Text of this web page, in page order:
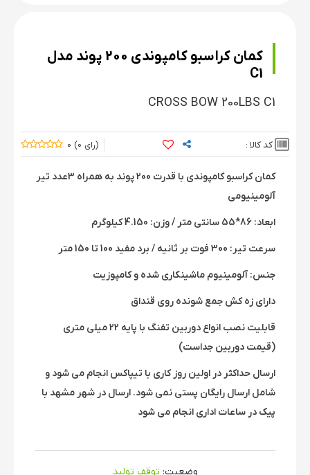
کمان کراسبو کامپوندی 200 پوند مدل
C1
CROSS BOW 200LBS C1
0 0 کد کالا :
کمان کراسبو کامپوندی با قدرت 200 پوند به همراه 3عدد تیر
آلومینیومی
ابعاد: 86*55 سانتی متر / وزن: 4.150 کیلوگرم
سرعت تیر: 300 فوت بر ثانیه / برد مفید 100 تا 150 متر
جنس: آلومینیوم ماشینکاری شده و کامپوزیت
دارای زه کش جمع شونده روی قنداق
قابلیت نصب انواع دوربین تفنگ با پایه 22 میلی متری
(قیمت دوربین جداست)
ارسال حداکثر در اولین روز کاری با تیپاکس انجام می شود و
شامل ارسال رایگان پستی نمی شود. ارسال در شهر مشهد با
پیک در ساعات اداری انجام می شود
وضعیت: توقف تولید